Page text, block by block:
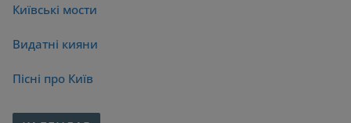
Київські мости
Видатні кияни
Пісні про Київ